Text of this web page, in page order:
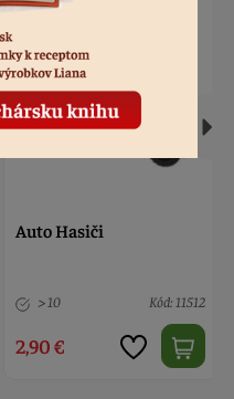
Auto červené Mc Queen
1 ks Kód: 342
3,80 €